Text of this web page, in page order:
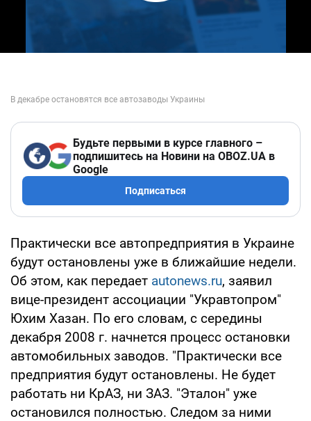
Будьте первыми в курсе главного –
подпишитесь на Новини на OBOZ.UA в
Google
Подписаться
Практически все автопредприятия в Украине
будут остановлены уже в ближайшие недели.
Об этом, как передает autonews.ru, заявил
вице-президент ассоциации "Укравтопром"
Юхим Хазан. По его словам, с середины
декабря 2008 г. начнется процесс остановки
автомобильных заводов. "Практически все
предприятия будут остановлены. Не будет
работать ни КрАЗ, ни ЗАЗ. "Эталон" уже
остановился полностью. Следом за ними